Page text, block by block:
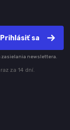
Prihlásiť sa
zasielania newslettera.
za 14 dní.